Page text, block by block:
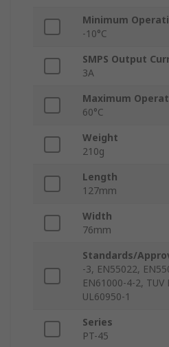
Minimum
-10°C
SMPS Output
3A
Maximum
60°C
Weight
210g
Length
127mm
Width
76mm
Standards/
-3, EN55022,
EN61000-4-2, TUV
UL60950-1
Series
PT-45